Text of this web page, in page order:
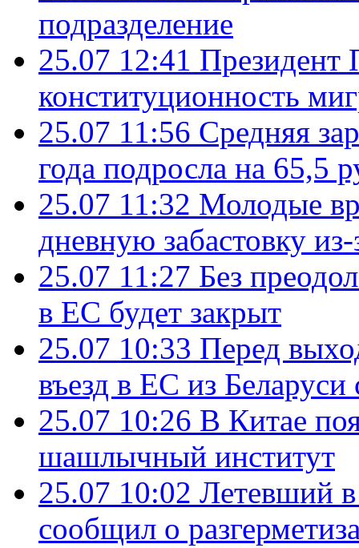
подразделение
25.07 12:41 Президент
конституционность
25.07 11:56 Средняя
года подросла на 65,5
25.07 11:32 Молодые
дневную забастовку
25.07 11:27 Без
в ЕС будет закрыт
25.07 10:33 Перед
въезд в ЕС из Беларуси
25.07 10:26 В Китае
шашлычный институт
25.07 10:02 Летевший
сообщил о